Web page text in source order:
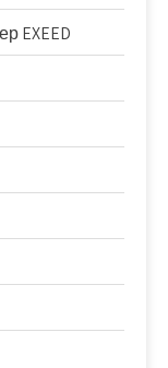
EXEED